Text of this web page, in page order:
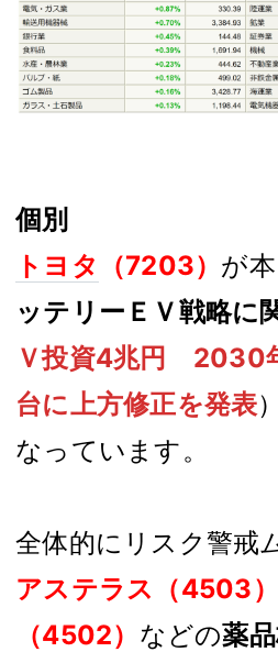
個別
トヨタ
（7203） が
ッテリーＥＶ戦略に
Ｖ投資4兆円 2030
台に上方修正を発表
なっています。
全体的にリスク警戒
アステラス（4503）
（4502） などの薬